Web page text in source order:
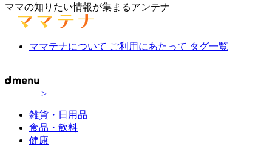
ママの知りたい情報が集まるアンテナ
ママテナについて ご利用にあたって タグ一覧
>
雑貨・日用品
食品・飲料
健康